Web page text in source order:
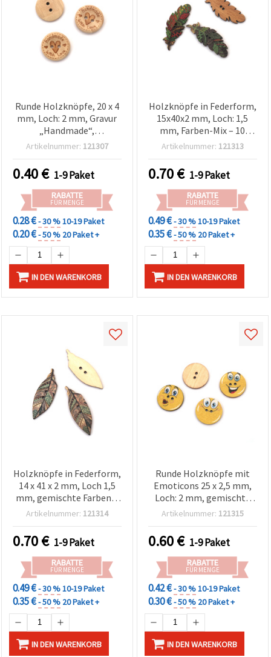
Runde Holzknöpfe, 20 x 4
mm, Loch: 2 mm, Gravur
„Handmade“,
Naturholzfarbe – 10 Stück
Artikelnummer: 121307
0.40€ 1-9 Paket
RABATTE
FÜR MENGE
0.28 €- 30 %10-19 Paket
0.20 €- 50 % 20 Paket +
IN DEN WARENKORB
Holzknöpfe in Federform,
15x40x2 mm, Loch: 1,5
mm, Farben-Mix – 10
Stück
Artikelnummer: 121313
0.70€ 1-9 Paket
RABATTE
FÜR MENGE
0.49 €- 30 %10-19 Paket
0.35 €- 50 % 20 Paket +
IN DEN WARENKORB
Holzknöpfe in Federform,
14 x 41 x 2 mm, Loch 1,5
mm, gemischte Farben –
10 Stück
Artikelnummer: 121314
0.70€ 1-9 Paket
RABATTE
FÜR MENGE
0.49 €- 30 %10-19 Paket
0.35 €- 50 % 20 Paket +
IN DEN WARENKORB
Runde Holzknöpfe mit
Emoticons 25 x 2,5 mm,
Loch: 2 mm, gemischte
Motive – 10 Stück
Artikelnummer: 121315
0.60€ 1-9 Paket
RABATTE
FÜR MENGE
0.42 €- 30 %10-19 Paket
0.30 €- 50 % 20 Paket +
IN DEN WARENKORB